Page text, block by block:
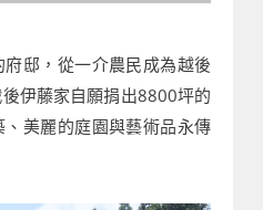
邸，從一介農民成為越後
伊藤家自願捐出8800坪的
美麗的庭園與藝術品永傳